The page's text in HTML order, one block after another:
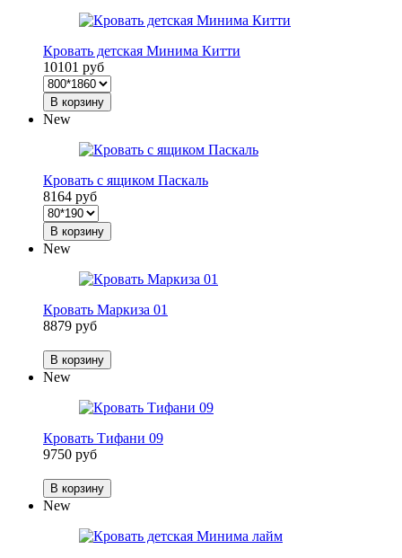
Кровать детская Минима Китти
10101 руб
В корзину
New
Кровать с ящиком Паскаль
8164 руб
В корзину
New
Кровать Маркиза 01
8879 руб
В корзину
New
Кровать Тифани 09
9750 руб
В корзину
New